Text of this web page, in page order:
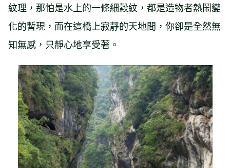
紋理，那怕是水上的一條細縠紋，都是造物者熱鬧變
化的暫現，而在這橋上寂靜的天地間，你卻是全然無
知無感，只靜心地享受著。